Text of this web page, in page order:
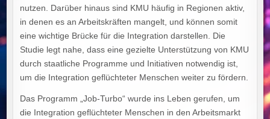
nutzen. Darüber hinaus sind KMU häufig in Regionen aktiv,
in denen es an Arbeitskräften mangelt, und können somit
eine wichtige Brücke für die Integration darstellen. Die
Studie legt nahe, dass eine gezielte Unterstützung von KMU
durch staatliche Programme und Initiativen notwendig ist,
um die Integration geflüchteter Menschen weiter zu fördern.
Das Programm „Job-Turbo“ wurde ins Leben gerufen, um
die Integration geflüchteter Menschen in den Arbeitsmarkt